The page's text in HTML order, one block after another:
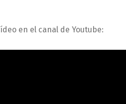
en el canal de Youtube: